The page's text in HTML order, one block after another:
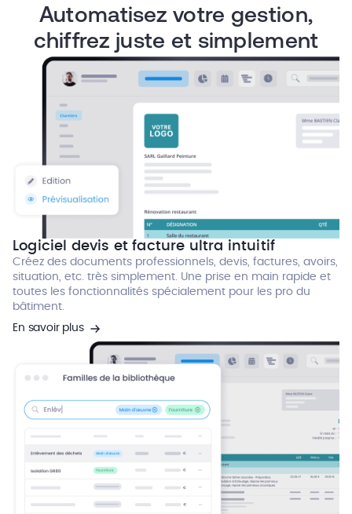
Automatisez votre gestion,
chiffrez juste et simplement
Logiciel devis et facture ultra intuitif
Créez des documents professionnels, devis, factures, avoirs,
situation, etc. très simplement. Une prise en main rapide et
toutes les fonctionnalités spécialement pour les pro du
bâtiment.
En savoir plus